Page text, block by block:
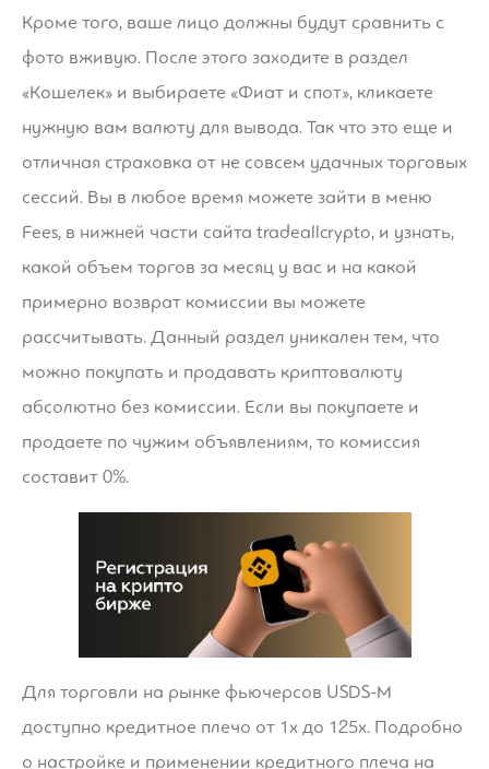
Кроме того, ваше лицо должны будут сравнить с
фото вживую. После этого заходите в раздел
«Кошелек» и выбираете «Фиат и спот», кликаете
нужную вам валюту для вывода. Так что это еще и
отличная страховка от не совсем удачных торговых
сессий. Вы в любое время можете зайти в меню
Fees, в нижней части сайта tradeallcrypto, и узнать,
какой объем торгов за месяц у вас и на какой
примерно возврат комиссии вы можете
рассчитывать. Данный раздел уникален тем, что
можно покупать и продавать криптовалюту
абсолютно без комиссии. Если вы покупаете и
продаете по чужим объявлениям, то комиссия
составит 0%.
Для торговли на рынке фьючерсов USDS-M
доступно кредитное плечо от 1х до 125х. Подробно
о настройке и применении кредитного плеча на